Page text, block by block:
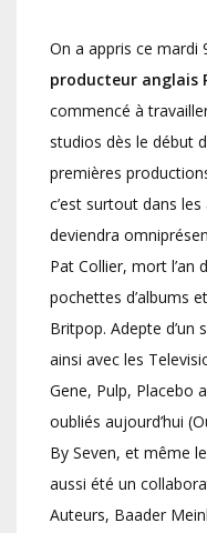
On a appris ce mardi
producteur anglais
commencé à
studios dès le début
premières
c’est surtout dans
deviendra
Pat Collier, mort l’an
pochettes d’albums
Britpop. Adepte d’un
ainsi avec les
Gene, Pulp, Placebo
oubliés aujourd’hui
By Seven, et même
aussi été un
Auteurs, Baader